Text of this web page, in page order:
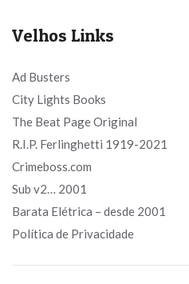
Velhos Links
Ad Busters
City Lights Books
The Beat Page Original
R.I.P. Ferlinghetti 1919-2021
Crimeboss.com
Sub v2… 2001
Barata Elétrica – desde 2001
Política de Privacidade